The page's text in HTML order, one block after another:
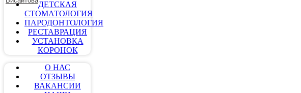
ДЕТСКАЯ
СТОМАТОЛОГИЯ
ПАРОДОНТОЛОГИЯ
РЕСТАВРАЦИЯ
УСТАНОВКА
КОРОНОК
О НАС
ОТЗЫВЫ
ВАКАНСИИ